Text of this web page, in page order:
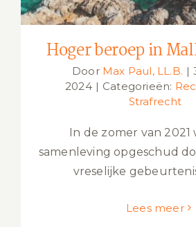
Hoger beroep in
Door Max Paul, LL.B. |
2024 | Categorieën:
Strafrecht
In de zomer van 2021
samenleving opgeschud
vreselijke
Lees meer